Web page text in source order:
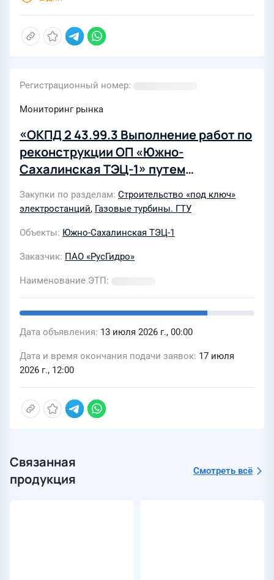
Регистрационный номер
Мониторинг рынка
«ОКПД 2 43.99.3 Выполнение работ по
реконструкции ОП «Южно-
Сахалинская ТЭЦ-1» путем
мощностью 50МВТ с установкой двух
ЭГЭС-25ПА»
Закупки по разделам Строительство «под ключ»
электростанций, Газовые турбины. ГТУ
Объекты Южно-Сахалинская ТЭЦ-1
Заказчик ПАО «РусГидро»
Наименование ЭТП
Дата объявления 13 июля 2026 г., 00:00
Дата и время окончания подачи заявок 17 июля
2026 г., 12:00
Связанная
продукция
Смотреть всё